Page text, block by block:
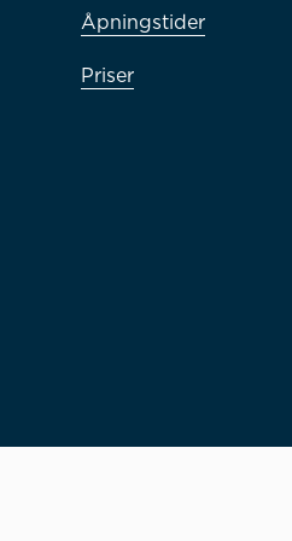
Åpningstider
Priser